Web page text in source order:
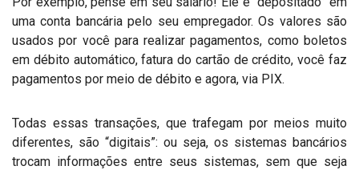
uma conta bancária pelo seu empregador. Os valores são
usados por você para realizar pagamentos, como boletos
em débito automático, fatura do cartão de crédito, você faz
pagamentos por meio de débito e agora, via PIX.
Todas essas transações, que trafegam por meios muito
diferentes, são “digitais”: ou seja, os sistemas bancários
trocam informações entre seus sistemas, sem que seja